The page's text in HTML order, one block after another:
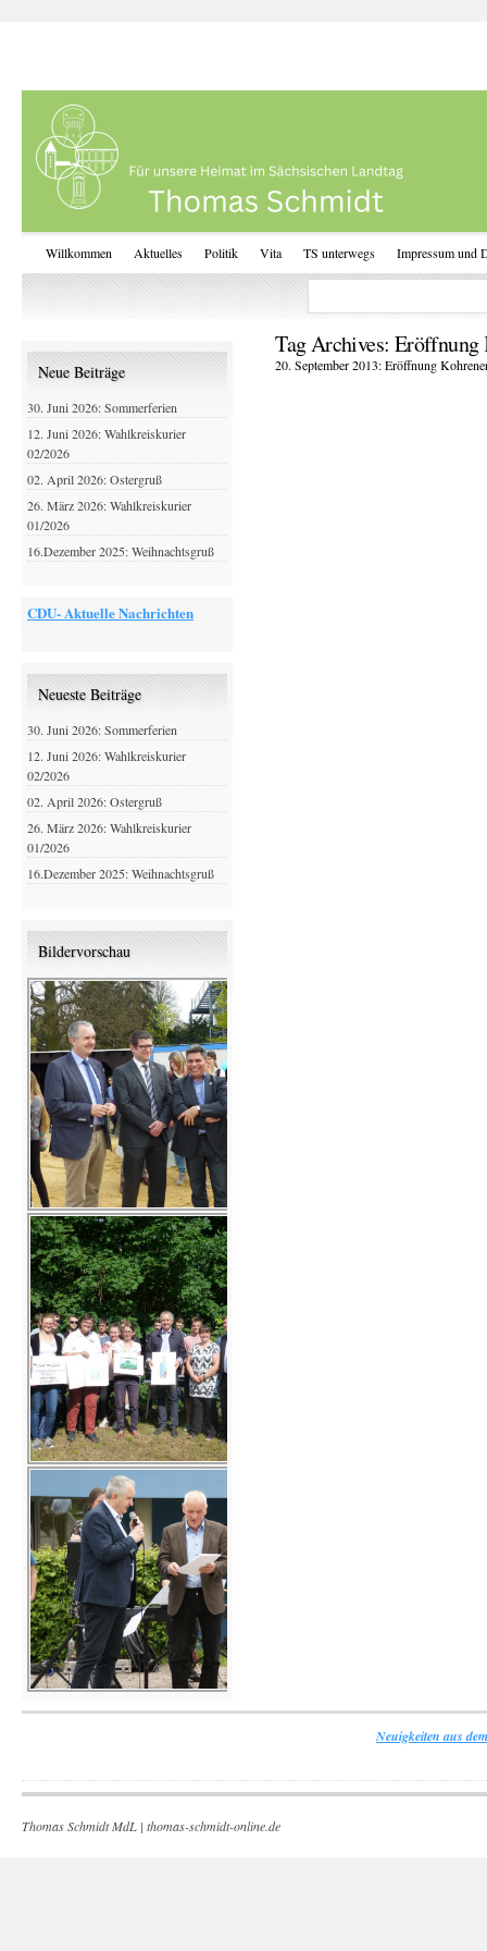
Willkommen Aktuelles Politik Vita TS unterwegs Impressum und
Tag Archives: Eröffnung
20. September 2013: Eröffnung
Neue Beiträge
30. Juni 2026: Sommerferien
12. Juni 2026: Wahlkreiskurier
02/2026
02. April 2026: Ostergruß
26. März 2026: Wahlkreiskurier
01/2026
16.Dezember 2025: Weihnachtsgruß
CDU- Aktuelle Nachrichten
Neueste Beiträge
30. Juni 2026: Sommerferien
12. Juni 2026: Wahlkreiskurier
02/2026
02. April 2026: Ostergruß
26. März 2026: Wahlkreiskurier
01/2026
16.Dezember 2025: Weihnachtsgruß
Bildervorschau
Neuigkeiten aus
Thomas Schmidt MdL | thomas-schmidt-online.de